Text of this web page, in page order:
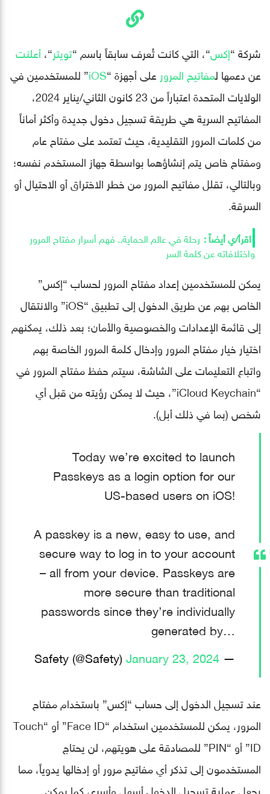
شركة “إكس“، التي كانت تُعرف سابقاً باسم “تويتر“،أعلنت
عن دعمها لمفاتيح المرور على أجهزة “iOS” للمستخدمين في
الولايات المتحدة اعتباراً من 23 كانون الثاني/يناير 2024،
المفاتيح السرية هي طريقة تسجيل دخول جديدة وأكثر أماناً
من كلمات المرور التقليدية، حيث تعتمد على مفتاح عام
ومفتاح خاص يتم إنشاؤهما بواسطة جهاز المستخدم نفسه؛
وبالتالي، تقلل مفاتيح المرور من خطر الاختراق أو الاحتيال أو
السرقة.
رحلة في عالم الحماية.. فهم أسرار مفتاح المرور
واختلافاته عن كلمة السر
يمكن للمستخدمين إعداد مفتاح المرور لحساب “إكس”
الخاص بهم عن طريق الدخول إلى تطبيق “iOS” والانتقال
إلى قائمة الإعدادات والخصوصية والأمان؛ بعد ذلك، يمكنهم
اختيار خيار مفتاح المرور وإدخال كلمة المرور الخاصة بهم
واتباع التعليمات على الشاشة، سيتم حفظ مفتاح المرور في
“iCloud Keychain”، حيث لا يمكن رؤيته من قبل أي
شخص (بما في ذلك أبل).
Today we’re excited to launch
Passkeys as a login option for our
US-based users on iOS!
A passkey is a new, easy to use, and
secure way to log in to your account
– all from your device. Passkeys are
more secure than traditional
passwords since they’re individually
generated by…
— Safety (@Safety)
January 23, 2024
عند تسجيل الدخول إلى حساب “إكس” باستخدام مفتاح
المرور، يمكن للمستخدمين استخدام “Face ID” أو “Touch
ID” أو “PIN” للمصادقة على هويتهم، لن يحتاج
المستخدمون إلى تذكر أي مفاتيح مرور أو إدخالها يدوياً، مما
يجعل عملية تسجيل الدخول أسهل وأسرع، كما يمكن